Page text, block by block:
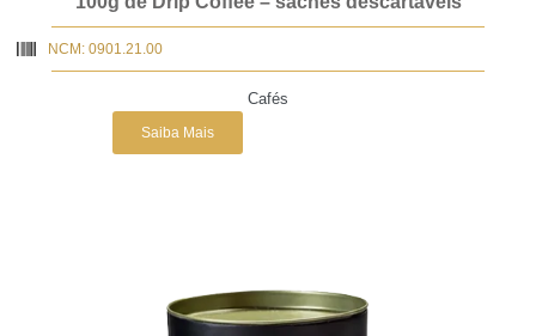
NCM: 0901.21.00
Cafés
Saiba Mais